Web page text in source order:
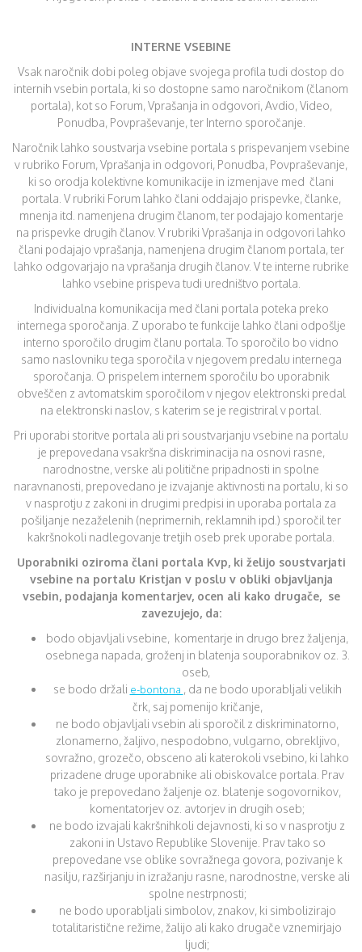
INTERNE VSEBINE
Vsak naročnik dobi poleg objave svojega profila tudi dostop do
internih vsebin portala, ki so dostopne samo naročnikom (članom
portala), kot so Forum, Vprašanja in odgovori, Avdio, Video,
Ponudba, Povpraševanje, ter Interno sporočanje.
Naročnik lahko soustvarja vsebine portala s prispevanjem vsebine
v rubriko Forum, Vprašanja in odgovori, Ponudba, Povpraševanje,
ki so orodja kolektivne komunikacije in izmenjave med člani
portala. V rubriki Forum lahko člani oddajajo prispevke, članke,
mnenja itd. namenjena drugim članom, ter podajajo komentarje
na prispevke drugih članov. V rubriki Vprašanja in odgovori lahko
člani podajajo vprašanja, namenjena drugim članom portala, ter
lahko odgovarjajo na vprašanja drugih članov. V te interne rubrike
lahko vsebine prispeva tudi uredništvo portala.
Individualna komunikacija med člani portala poteka preko
internega sporočanja. Z uporabo te funkcije lahko člani odpošlje
interno sporočilo drugim članu portala. To sporočilo bo vidno
samo naslovniku tega sporočila v njegovem predalu internega
sporočanja. O prispelem internem sporočilu bo uporabnik
obveščen z avtomatskim sporočilom v njegov elektronski predal
na elektronski naslov, s katerim se je registriral v portal.
Pri uporabi storitve portala ali pri soustvarjanju vsebine na portalu
je prepovedana vsakršna diskriminacija na osnovi rasne,
narodnostne, verske ali politične pripadnosti in spolne
naravnanosti, prepovedano je izvajanje aktivnosti na portalu, ki so
v nasprotju z zakoni in drugimi predpisi in uporaba portala za
pošiljanje nezaželenih (neprimernih, reklamnih ipd.) sporočil ter
kakršnokoli nadlegovanje tretjih oseb prek uporabe portala.
Uporabniki oziroma člani portala Kvp, ki želijo soustvarjati
vsebine na portalu Kristjan v poslu v obliki objavljanja
vsebin, podajanja komentarjev, ocen ali kako drugače, se
zavezujejo, da:
bodo objavljali vsebine, komentarje in drugo brez žaljenja,
osebnega napada, groženj in blatenja souporabnikov oz. 3.
oseb,
se bodo držali e-bontona , da ne bodo uporabljali velikih
črk, saj pomenijo kričanje,
ne bodo objavljali vsebin ali sporočil z diskriminatorno,
zlonamerno, žaljivo, nespodobno, vulgarno, obrekljivo,
sovražno, grozečo, obsceno ali katerokoli vsebino, ki lahko
prizadene druge uporabnike ali obiskovalce portala. Prav
tako je prepovedano žaljenje oz. blatenje sogovornikov,
komentatorjev oz. avtorjev in drugih oseb;
ne bodo izvajali kakršnihkoli dejavnosti, ki so v nasprotju z
zakoni in Ustavo Republike Slovenije. Prav tako so
prepovedane vse oblike sovražnega govora, pozivanje k
nasilju, razširjanju in izražanju rasne, narodnostne, verske ali
spolne nestrpnosti;
ne bodo uporabljali simbolov, znakov, ki simbolizirajo
totalitaristične režime, žalijo ali kako drugače vznemirjajo
ljudi;